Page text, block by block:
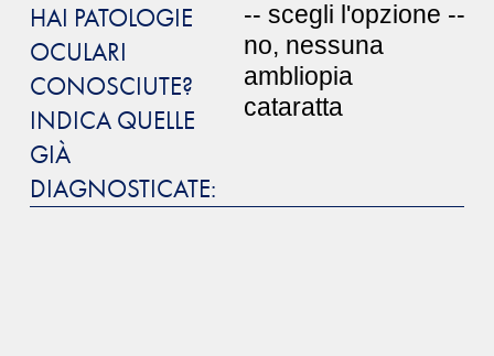
HAI PATOLOGIE
OCULARI
CONOSCIUTE?
INDICA QUELLE
GIÀ
DIAGNOSTICATE: